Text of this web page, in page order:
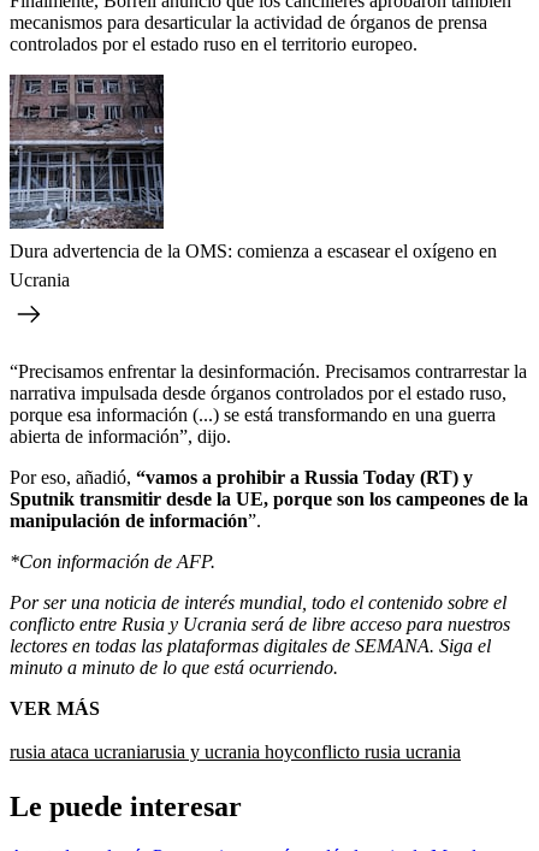
mecanismos para desarticular la actividad de órganos de prensa
controlados por el estado ruso en el territorio europeo.
Dura advertencia de la OMS: comienza a escasear el oxígeno en
Ucrania
“Precisamos enfrentar la desinformación. Precisamos contrarrestar la
narrativa impulsada desde órganos controlados por el estado ruso,
porque esa información (...) se está transformando en una guerra
abierta de información”, dijo.
Por eso, añadió, “vamos a prohibir a Russia Today (RT) y
Sputnik transmitir desde la UE, porque son los campeones de la
manipulación de información”.
*Con información de AFP.
Por ser una noticia de interés mundial, todo el contenido sobre el
conflicto entre Rusia y Ucrania será de libre acceso para nuestros
lectores en todas las plataformas digitales de SEMANA. Siga el
minuto a minuto de lo que está ocurriendo.
VER MÁS
rusia ataca ucraniarusia y ucrania hoyconflicto rusia ucrania
Le puede interesar